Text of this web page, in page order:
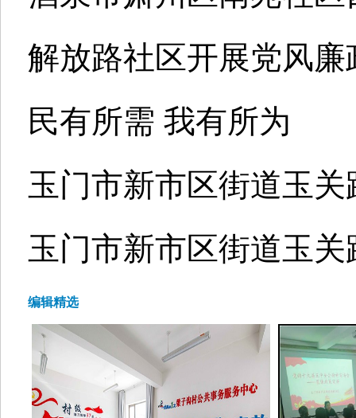
解放路社区开展党风
民有所需 我有所为
玉门市新市区街道玉
玉门市新市区街道玉
编辑精选